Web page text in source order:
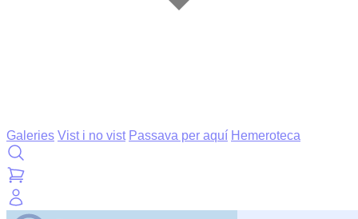
Galeries Vist i no vist Passava per aquí Hemeroteca